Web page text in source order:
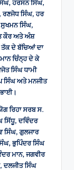
ਹਰਸਨ ਸਿੰਘ,
ਰਣਜੋਧ ਸਿੰਘ, ਹਰ
ਸਿੰਘ,
ਕੌਰ ਅਤੇ ਅੰਸ਼
ਤੱਕ ਦੇ ਬੱਚਿਆਂ ਦਾ
ਚਿੰਨ੍ਹ ਦੇ ਕੇ
ਸਿੰਘ ਧਾਮੀ
ਸਿੰਘ ਅਤੇ ਮਨਜੀਤ
ਰਿਹਾ ਸਰਬ ਸ.
ਸਿੱਧੂ, ਦਵਿੰਦਰ
ਸਿੰਘ, ਗੁਲਜਾਰ
ਭੁਪਿੰਦਰ ਸਿੰਘ
ਮਾਨ, ਜਗਵੀਰ
ਦਲਜੀਤ ਸਿੰਘ